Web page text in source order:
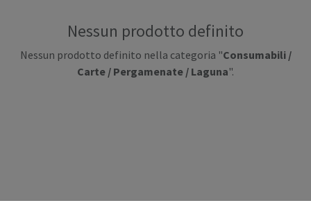
Nessun prodotto definito
Nessun prodotto definito nella categoria "Consumabili /
Carte / Pergamenate / Laguna".